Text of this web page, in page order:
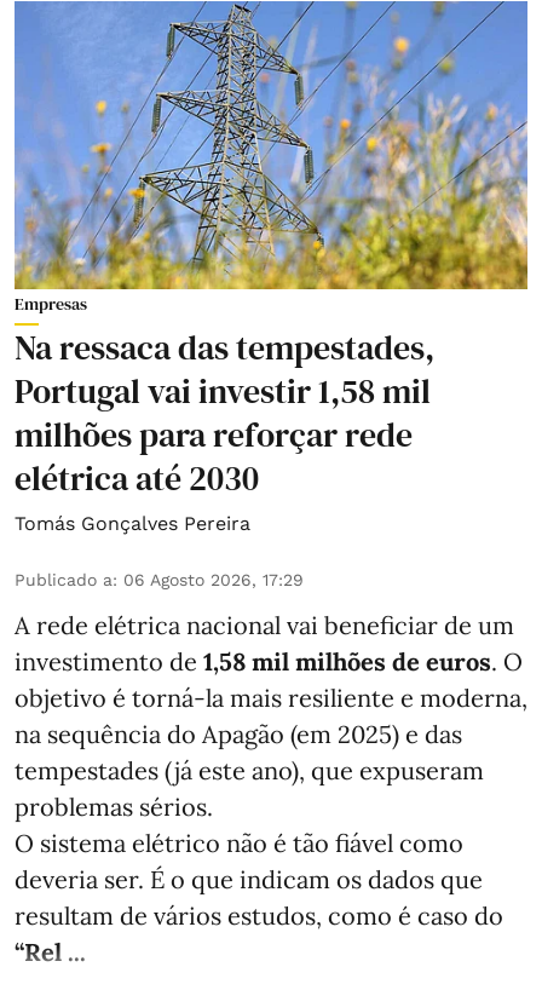
Empresas
Na ressaca das tempestades,
Portugal vai investir 1,58 mil
milhões para reforçar rede
elétrica até 2030
Tomás Gonçalves Pereira
Publicado a: 06 Agosto 2026, 17:29
A rede elétrica nacional vai beneficiar de um
investimento de 1,58 mil milhões de euros. O
objetivo é torná-la mais resiliente e moderna,
na sequência do Apagão (em 2025) e das
tempestades (já este ano), que expuseram
problemas sérios.
O sistema elétrico não é tão fiável como
deveria ser. É o que indicam os dados que
resultam de vários estudos, como é caso do
“Rel ...